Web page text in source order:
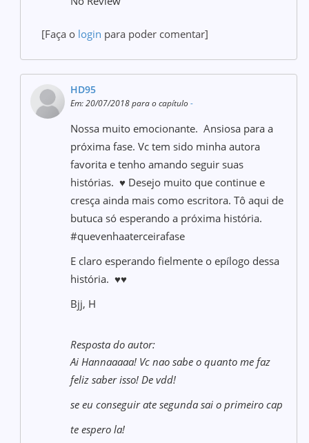
[Faça o login para poder comentar]
HD95
Em: 20/07/2018 para o capítulo-
Nossa muito emocionante. Ansiosa para a
próxima fase. Vc tem sido minha autora
favorita e tenho amando seguir suas
histórias. ♥ Desejo muito que continue e
cresça ainda mais como escritora. Tô aqui de
butuca só esperando a próxima história.
#quevenhaaterceirafase
E claro esperando fielmente o epílogo dessa
história. ♥♥
Bjj, H
Resposta do autor:
Ai Hannaaaaa! Vc nao sabe o quanto me faz
feliz saber isso! De vdd!
se eu conseguir ate segunda sai o primeiro cap
te espero la!